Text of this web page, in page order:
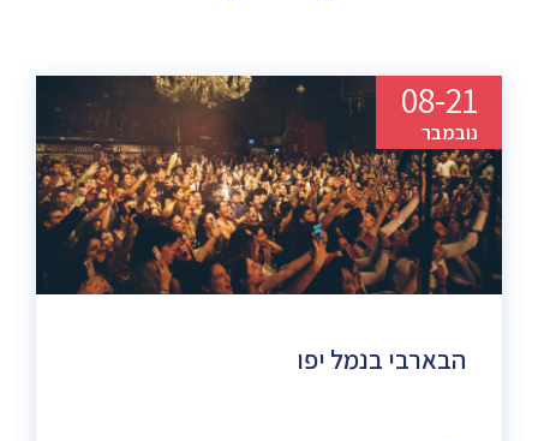
08-21
נובמבר
הבארבי בנמל יפו